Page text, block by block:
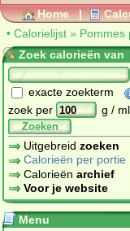
Home |
• Calorielijst » Pommes
Zoek calorieën van
exacte zoekterm
zoek per
g / ml
Zoeken
Uitgebreid zoeken
Calorieën per portie
Calorieën archief
Voor je website
Menu